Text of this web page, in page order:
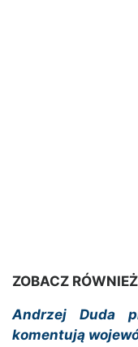
ZOBACZ
Andrzej Duda
komentują